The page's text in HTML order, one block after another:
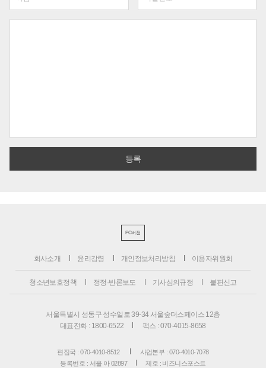
PC버전
회사소개 윤리강령 개인정보처리방침 이용자위원회
청소년보호정책 정정·반론보도 기사심의규정 불편신고
서울특별시 성동구 성수일로 39-34 서울숲더스페이스 12층
대표전화 : 1800-6522
팩스 : 070-4015-8658
편집국 : 070-4010-8512
사업본부 : 070-4010-7078
등록번호 : 서울 아 02897
제호 : 비즈니스포스트